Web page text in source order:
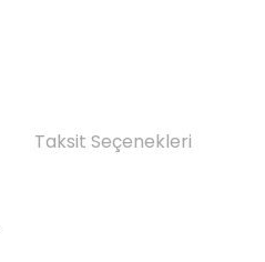
Taksit Seçenekleri